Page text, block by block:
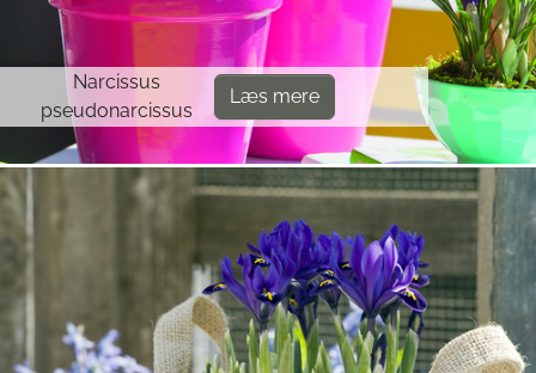
Narcissus
pseudonarcissus
Læs mere